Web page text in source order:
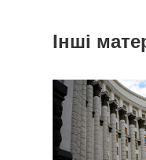
Інші